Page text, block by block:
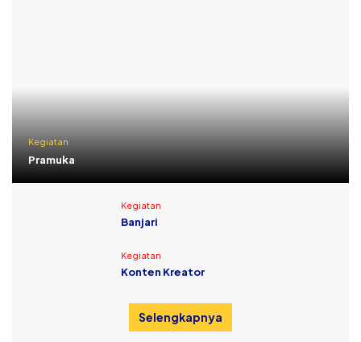
Kegiatan
Pramuka
Kegiatan
Banjari
Kegiatan
Konten Kreator
Selengkapnya